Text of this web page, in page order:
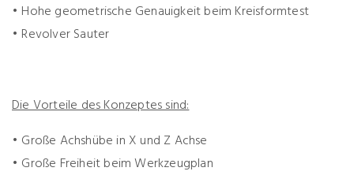
• Hohe geometrische Genauigkeit beim Kreisformtest
• Revolver Sauter
Die Vorteile des Konzeptes sind:
• Große Achshübe in X und Z Achse
• Große Freiheit beim Werkzeugplan